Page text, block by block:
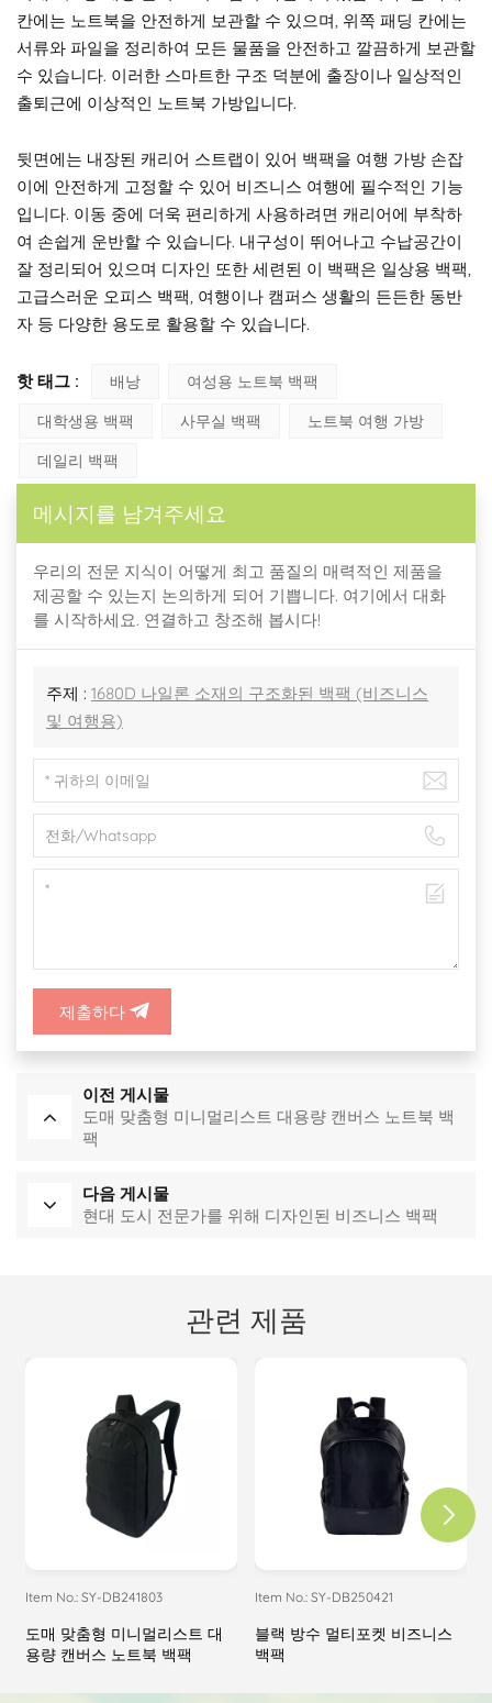
칸에는 노트북을 안전하게 보관할 수 있으며, 위쪽 패딩 칸에는
서류와 파일을 정리하여 모든 물품을 안전하고 깔끔하게 보관할
수 있습니다. 이러한 스마트한 구조 덕분에 출장이나 일상적인
출퇴근에 이상적인 노트북 가방입니다.
뒷면에는 내장된 캐리어 스트랩이 있어 백팩을 여행 가방 손잡
이에 안전하게 고정할 수 있어 비즈니스 여행에 필수적인 기능
입니다. 이동 중에 더욱 편리하게 사용하려면 캐리어에 부착하
여 손쉽게 운반할 수 있습니다. 내구성이 뛰어나고 수납공간이
잘 정리되어 있으며 디자인 또한 세련된 이 백팩은 일상용 백팩,
고급스러운 오피스 백팩, 여행이나 캠퍼스 생활의 든든한 동반
자 등 다양한 용도로 활용할 수 있습니다.
핫 태그 : 배낭
여성용 노트북 백팩
대학생용 백팩
사무실 백팩
노트북 여행 가방
데일리 백팩
메시지를 남겨주세요
우리의 전문 지식이 어떻게 최고 품질의 매력적인 제품을
제공할 수 있는지 논의하게 되어 기쁩니다. 여기에서 대화
를 시작하세요. 연결하고 창조해 봅시다!
주제 : 1680D 나일론 소재의 구조화된 백팩 (비즈니스
및 여행용)
제출하다
이전 게시물
도매 맞춤형 미니멀리스트 대용량 캔버스 노트북 백
팩
다음 게시물
현대 도시 전문가를 위해 디자인된 비즈니스 백팩
관련 제품
Item No.: SY-DB241803
도매 맞춤형 미니멀리스트 대
용량 캔버스 노트북 백팩
Item No.: SY-DB250421
블랙 방수 멀티포켓 비즈니스
백팩